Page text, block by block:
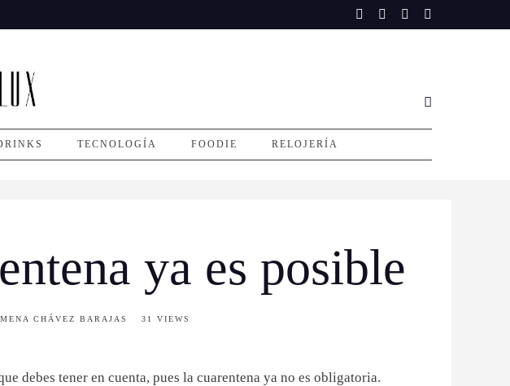
TECNOLOGÍA FOODIE RELOJERÍA
ya es posible
CHÁVEZ BARAJAS 31 VIEWS
debes tener en cuenta, pues la cuarentena ya no es obligatoria.